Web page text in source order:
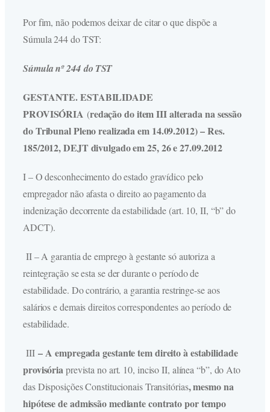
Por fim, não podemos deixar de citar o que dispõe a
Súmula 244 do TST:
Súmula nº 244do TST
GESTANTE. ESTABILIDADE
PROVISÓRIA (redação do item III alterada na sessão
do Tribunal Pleno realizada em 14.09.2012) – Res.
185/2012, DEJT divulgado em 25, 26 e 27.09.2012
I – O desconhecimento do estado gravídico pelo
empregador não afasta o direito ao pagamento da
indenização decorrente da estabilidade (art. 10, II, “b” do
ADCT).
II – A garantia de emprego à gestante só autoriza a
reintegração se esta se der durante o período de
estabilidade. Do contrário, a garantia restringe-se aos
salários e demais direitos correspondentes ao período de
estabilidade.
III–A empregada gestante tem direito à estabilidade
provisóriaprevista no art. 10, inciso II, alínea “b”, do Ato
das Disposições Constitucionais Transitórias, mesmo na
hipótese de admissão mediante contrato por tempo